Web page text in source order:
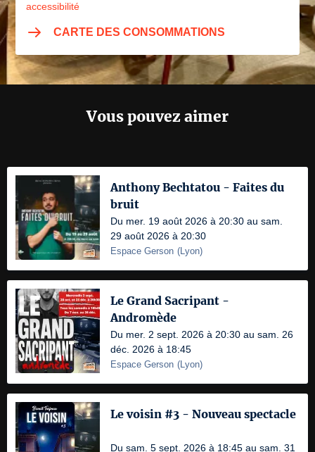
Vous pouvez aimer
Anthony Bechtatou - Faites du
bruit
Du mer. 19 août 2026 à 20:30 au sam.
29 août 2026 à 20:30
Espace Gerson (Lyon)
Le Grand Sacripant -
Andromède
Du mer. 2 sept. 2026 à 20:30 au sam. 26
déc. 2026 à 18:45
Espace Gerson (Lyon)
Le voisin #3 - Nouveau spectacle
Du sam. 5 sept. 2026 à 18:45 au sam. 31
accessibilité
CARTE DES CONSOMMATIONS